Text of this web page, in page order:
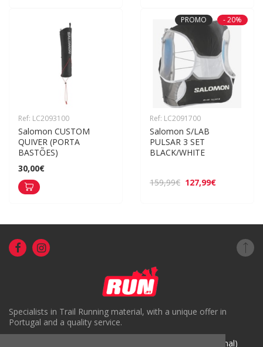
Ref: LC2093100
Salomon CUSTOM
QUIVER (PORTA
BASTÕES)
30,00€
PROMO - 20%
Ref: LC2091700
Salomon S/LAB
PULSAR 3 SET
BLACK/WHITE
159,99€ 127,99€
Specialists in Trail Running material, with a unique offer in
Portugal and a quality service.
( +351) 918816191 (Chamada para rede móvel nacional)